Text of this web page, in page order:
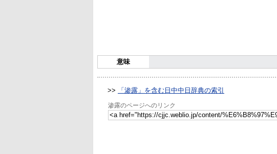
意味
>> 「渗露」を含む日中中日辞典の索引
渗露のページへのリンク